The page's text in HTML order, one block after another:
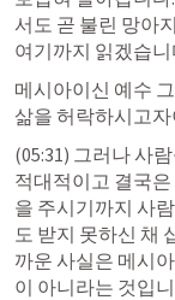
서도 곧 불린 망아
여기까지 읽겠습니
메시아이신 예수
삶을 허락하시고
(05:31) 그러나 사
적대적이고 결국
을 주시기까지 사
도 받지 못하신 채
까운 사실은 메시
이 아니라는 것입